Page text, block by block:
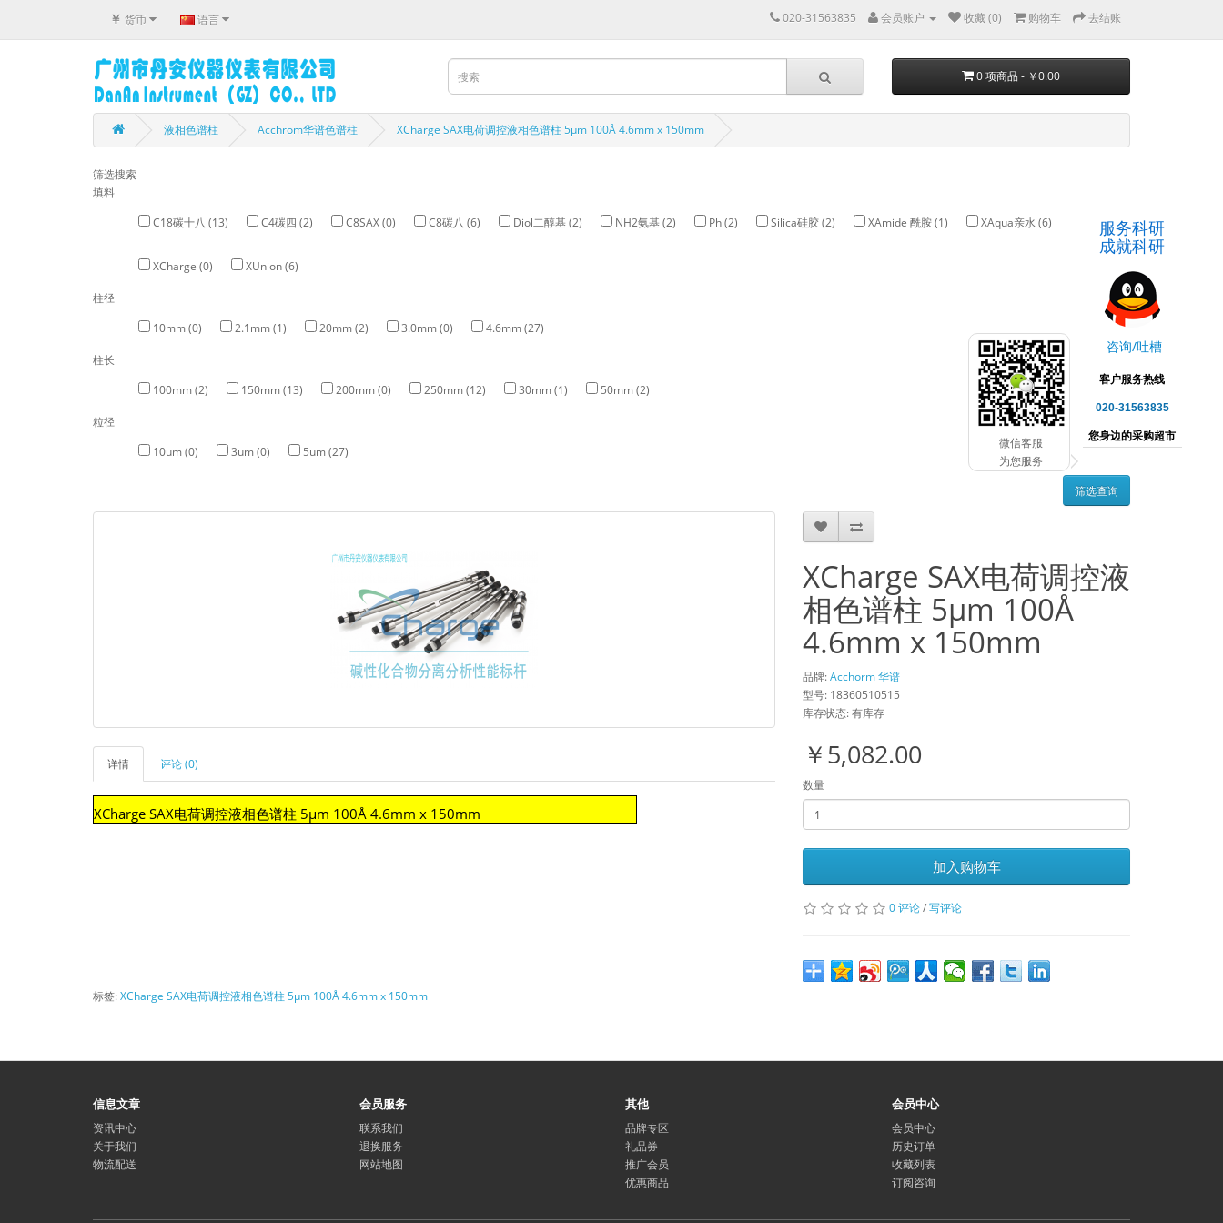
￥ 货币 语言 020-31563835 会员账户 收藏 (0) 购物车 去结账
0 项商品 - ￥0.00
液相色谱柱 Acchrom华谱色谱柱 XCharge SAX电荷调控液相色谱柱 5µm 100Å 4.6mm x 150mm
筛选搜索
填料
C18碳十八 (13)
C4碳四 (2) C8SAX (0) C8碳八 (6) Diol二醇基 (2) NH2氨基 (2) Ph (2) Silica硅胶 (2) XAmide 酰胺 (1) XAqua亲水 (6)
XCharge (0) XUnion (6)
柱径
10mm (0)
2.1mm (1) 20mm (2) 3.0mm (0) 4.6mm (27)
柱长
100mm (2)
150mm (13) 200mm (0) 250mm (12) 30mm (1) 50mm (2)
粒径
10um (0)
3um (0) 5um (27)
筛选查询
详情 评论 (0)
XCharge SAX电荷调控液相色谱柱 5µm 100Å 4.6mm x 150mm
XCharge SAX电荷调控液
相色谱柱 5µm 100Å
4.6mm x 150mm
品牌:Acchorm 华谱
型号: 18360510515
库存状态: 有库存
￥5,082.00
数量
加入购物车
0 评论/写评论
标签:XCharge SAX电荷调控液相色谱柱 5µm 100Å 4.6mm x 150mm
信息文章
资讯中心
关于我们
物流配送
会员服务
联系我们
退换服务
网站地图
其他
品牌专区
礼品券
推广会员
优惠商品
会员中心
会员中心
历史订单
收藏列表
订阅咨询
服务科研
成就科研
咨询/吐槽
客户服务热线
020-31563835
您身边的采购超市
微信客服
为您服务